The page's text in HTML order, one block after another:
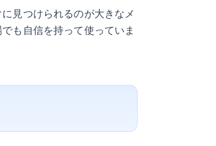
見つけられるのが大きなメ
も自信を持って使っていま